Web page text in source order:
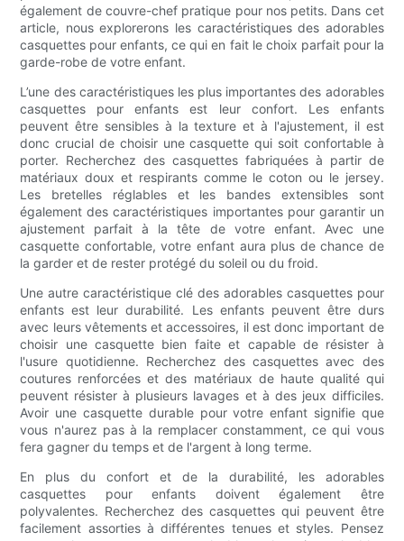
également de couvre-chef pratique pour nos petits. Dans cet
article, nous explorerons les caractéristiques des adorables
casquettes pour enfants, ce qui en fait le choix parfait pour la
garde-robe de votre enfant.
L’une des caractéristiques les plus importantes des adorables
casquettes pour enfants est leur confort. Les enfants
peuvent être sensibles à la texture et à l'ajustement, il est
donc crucial de choisir une casquette qui soit confortable à
porter. Recherchez des casquettes fabriquées à partir de
matériaux doux et respirants comme le coton ou le jersey.
Les bretelles réglables et les bandes extensibles sont
également des caractéristiques importantes pour garantir un
ajustement parfait à la tête de votre enfant. Avec une
casquette confortable, votre enfant aura plus de chance de
la garder et de rester protégé du soleil ou du froid.
Une autre caractéristique clé des adorables casquettes pour
enfants est leur durabilité. Les enfants peuvent être durs
avec leurs vêtements et accessoires, il est donc important de
choisir une casquette bien faite et capable de résister à
l'usure quotidienne. Recherchez des casquettes avec des
coutures renforcées et des matériaux de haute qualité qui
peuvent résister à plusieurs lavages et à des jeux difficiles.
Avoir une casquette durable pour votre enfant signifie que
vous n'aurez pas à la remplacer constamment, ce qui vous
fera gagner du temps et de l'argent à long terme.
En plus du confort et de la durabilité, les adorables
casquettes pour enfants doivent également être
polyvalentes. Recherchez des casquettes qui peuvent être
facilement assorties à différentes tenues et styles. Pensez